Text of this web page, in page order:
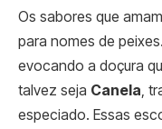
Os sabores que
para nomes de
evocando a doçura
talvez seja Canela ,
especiado. Essas